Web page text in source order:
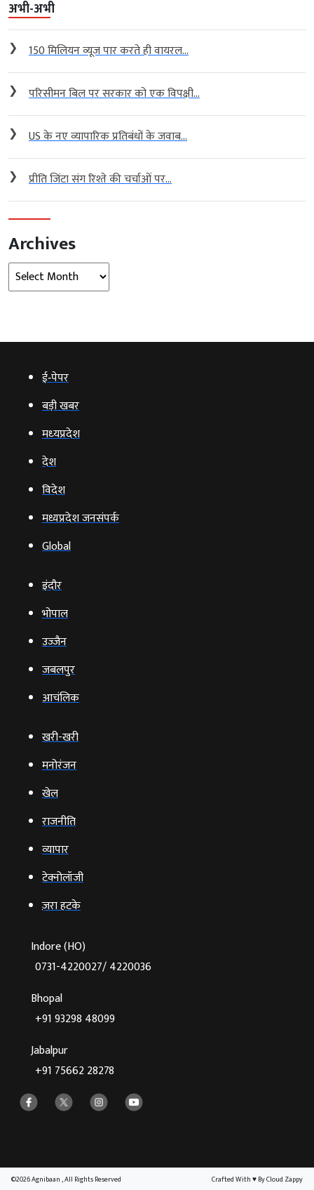
अभी-अभी
❯ 150 मिलियन व्यूज पार करते ही वायरल...
❯ परिसीमन बिल पर सरकार को एक विपक्षी...
❯ US के नए व्यापारिक प्रतिबंधों के जवाब...
❯ प्रीति जिंटा संग रिश्ते की चर्चाओं पर...
Archives
Archives
ई‑पेपर
बड़ी खबर
मध्‍यप्रदेश
देश
विदेश
मध्यप्रदेश जनसंपर्क
Global
इंदौर
भोपाल
उज्‍जैन
जबलपुर
आचंलिक
खरी-खरी
मनोरंजन
खेल
राजनीति
व्‍यापार
टेक्‍नोलॉजी
ज़रा हटके
Indore (HO)
0731-4220027/ 4220036
Bhopal
+91 93298 48099
Jabalpur
+91 75662 28278
©2026 Agnibaan , All Rights Reserved Crafted With♥By Cloud Zappy